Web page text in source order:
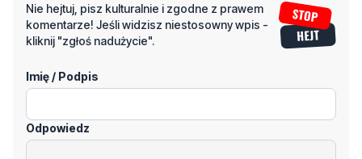
Nie hejtuj, pisz kulturalnie i zgodne z prawem
komentarze! Jeśli widzisz niestosowny wpis -
kliknij "zgłoś nadużycie".
Imię / Podpis
Odpowiedz